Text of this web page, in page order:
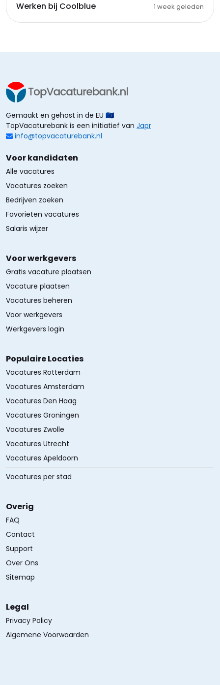
Werken bij Coolblue 1 week geleden
Gemaakt en gehost in de EU 🇪🇺
TopVacaturebank is een initiatief van Japr
info@topvacaturebank.nl
Voor kandidaten
Alle vacatures
Vacatures zoeken
Bedrijven zoeken
Favorieten vacatures
Salaris wijzer
Voor werkgevers
Gratis vacature plaatsen
Vacature plaatsen
Vacatures beheren
Voor werkgevers
Werkgevers login
Populaire Locaties
Vacatures Rotterdam
Vacatures Amsterdam
Vacatures Den Haag
Vacatures Groningen
Vacatures Zwolle
Vacatures Utrecht
Vacatures Apeldoorn
Vacatures per stad
Overig
FAQ
Contact
Support
Over Ons
Sitemap
Legal
Privacy Policy
Algemene Voorwaarden